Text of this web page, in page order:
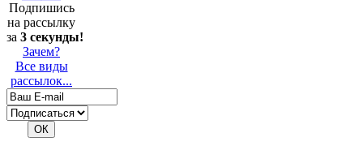
Подпишись
на рассылку
за 3 секунды!
Зачем?
Все виды
рассылок...